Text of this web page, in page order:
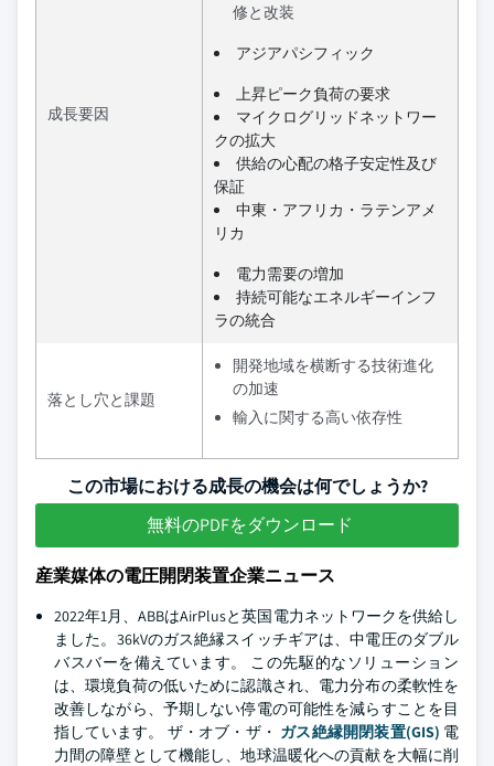
成長要因
修と改装
アジアパシフィック
上昇ピーク負荷の要求
マイクログリッドネットワー
クの拡大
供給の心配の格子安定性及び
保証
中東・アフリカ・ラテンアメ
リカ
電力需要の増加
持続可能なエネルギーインフ
ラの統合
落とし穴と課題
開発地域を横断する技術進化
の加速
輸入に関する高い依存性
この市場における成長の機会は何でしょうか?
無料のPDFをダウンロード
産業媒体の電圧開閉装置企業ニュース
2022年1月、ABBはAirPlusと英国電力ネットワークを供給し
ました。36kVのガス絶縁スイッチギアは、中電圧のダブル
バスバーを備えています。 この先駆的なソリューション
は、環境負荷の低いために認識され、電力分布の柔軟性を
改善しながら、予期しない停電の可能性を減らすことを目
指しています。 ザ・オブ・ザ・ ガス絶縁開閉装置(GIS) 電
力間の障壁として機能し、地球温暖化への貢献を大幅に削